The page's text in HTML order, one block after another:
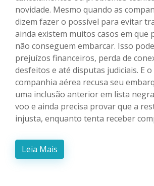
novidade. Mesmo quando as
dizem fazer o possível para evitar
ainda existem muitos casos em que
não conseguem embarcar. Isso
prejuízos financeiros, perda de
desfeitos e até disputas judiciais. E
companhia aérea recusa seu
uma inclusão anterior em lista
voo e ainda precisa provar que a
injusta, enquanto tenta receber
Leia Mais